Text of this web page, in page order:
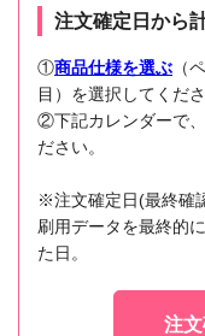
注文確定日から
①商品仕様を選ぶ （
目）を選択してくださ
②下記カレンダーで
ださい。
※注文確定日(最終確
刷用データを最終的
た日。
注